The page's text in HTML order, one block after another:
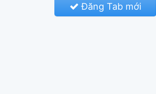
Đăng Tab mới